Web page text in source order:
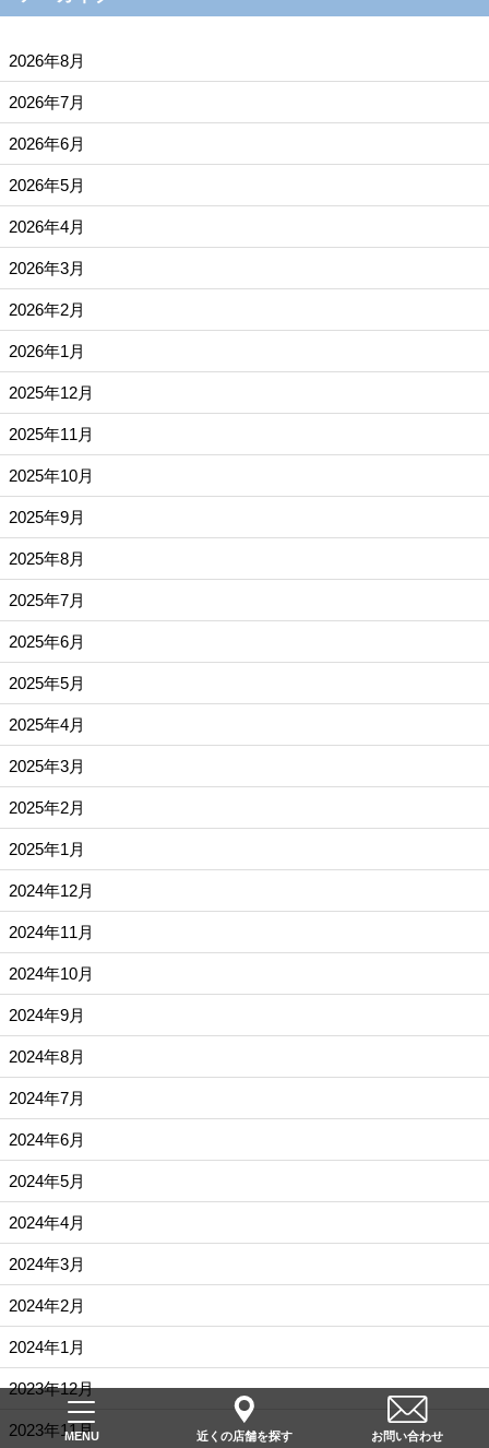
2026年8月
2026年7月
2026年6月
2026年5月
2026年4月
2026年3月
2026年2月
2026年1月
2025年12月
2025年11月
2025年10月
2025年9月
2025年8月
2025年7月
2025年6月
2025年5月
2025年4月
2025年3月
2025年2月
2025年1月
2024年12月
2024年11月
2024年10月
2024年9月
2024年8月
2024年7月
2024年6月
2024年5月
2024年4月
2024年3月
2024年2月
2024年1月
2023年12月
2023年11月
MENU 近くの店舗を探す お問い合わせ